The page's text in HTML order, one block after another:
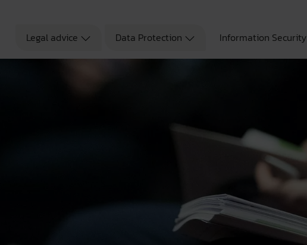
Legal advice Data Protection Information Security